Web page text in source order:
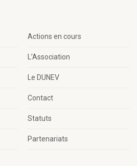
Actions en cours
L’Association
Le DUNEV
Contact
Statuts
Partenariats